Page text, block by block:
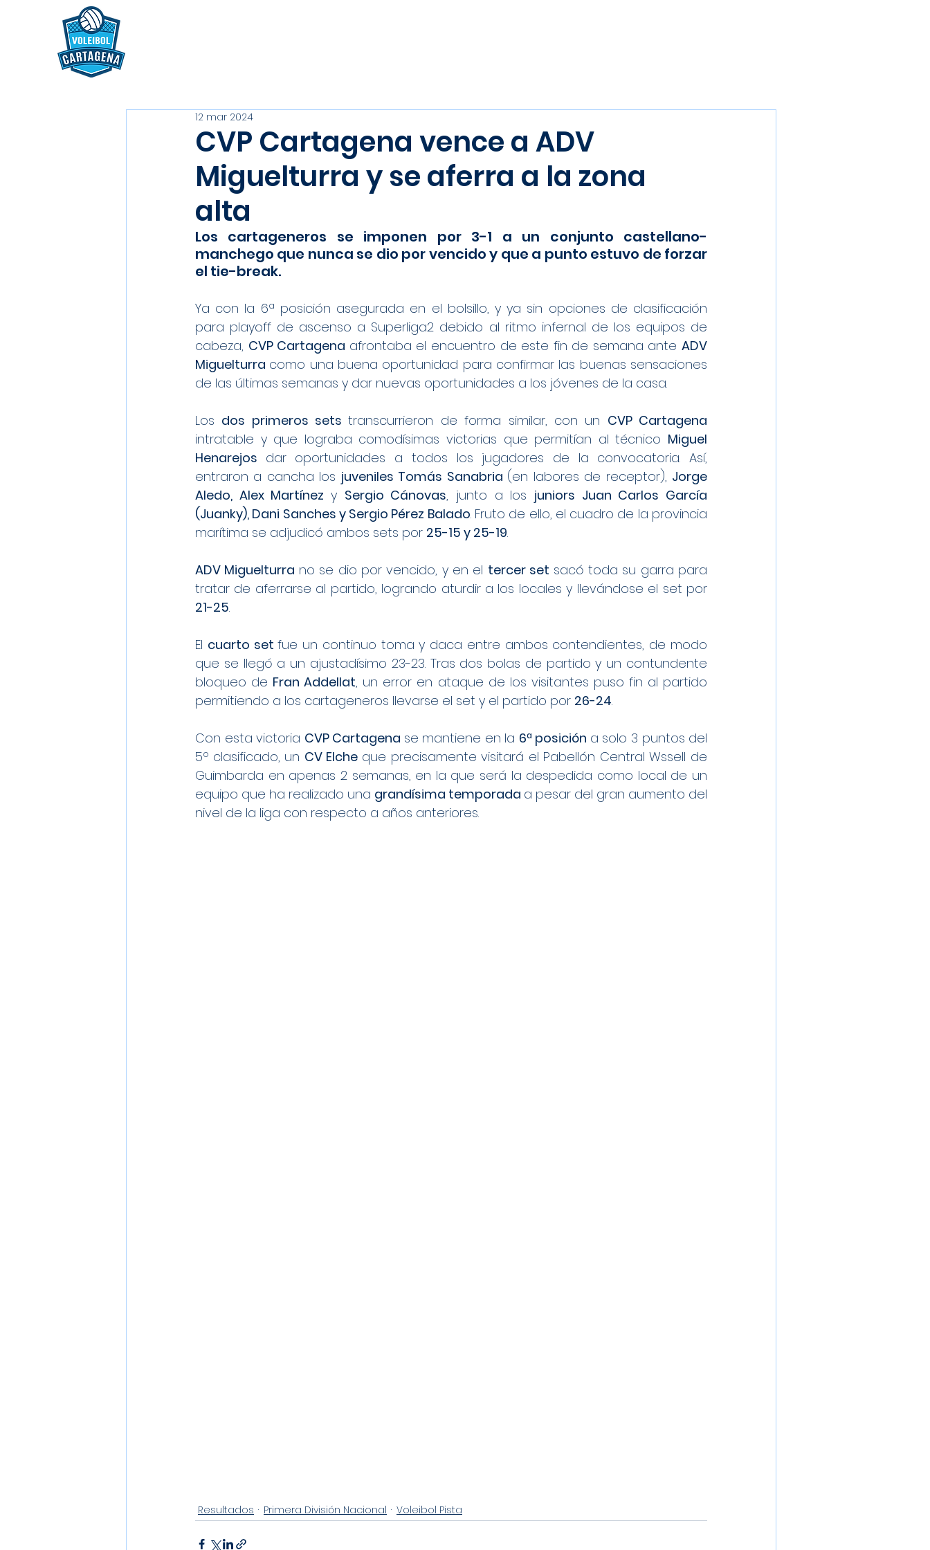
CVP Cartagena vence a ADV
Miguelturra y se aferra a la zona
alta
12 mar 2024
Los cartageneros se imponen por 3-1 a un conjunto castellano-
manchego que nunca se dio por vencido y que a punto estuvo de forzar
el tie-break.
Ya con la 6ª posición asegurada en el bolsillo, y ya sin opciones de clasificación
para playoff de ascenso a Superliga2 debido al ritmo infernal de los equipos de
cabeza, CVP Cartagena afrontaba el encuentro de este fin de semana ante ADV
Miguelturra como una buena oportunidad para confirmar las buenas sensaciones
de las últimas semanas y dar nuevas oportunidades a los jóvenes de la casa.
Los dos primeros sets transcurrieron de forma similar, con un
intratable y que lograba comodísimas victorias que permitían al técnico Miguel
Henarejos dar oportunidades a todos los jugadores de la convocatoria. Así,
entraron a cancha los juveniles Tomás Sanabria (en labores de receptor), Jorge
Aledo, Alex Martínez y Sergio Cánovas, junto a los juniors Juan Carlos García
(Juanky), Dani Sanches y Sergio Pérez Balado. Fruto de ello, el cuadro de la provincia
marítima se adjudicó ambos sets por 25-15 y 25-19.
ADV Miguelturra no se dio por vencido, y en el tercer set sacó toda su garra para
21-25.
El cuarto set fue un continuo toma y daca entre ambos contendientes, de modo
que se llegó a un ajustadísimo 23-23. Tras dos bolas de partido y un contundente
bloqueo de Fran Addellat, un error en ataque de los visitantes puso fin al partido
permitiendo a los cartageneros llevarse el set y el partido por 26-24.
Con esta victoria CVP Cartagena se mantiene en la 6ª posición a solo 3 puntos del
5º clasificado, un CV Elche que precisamente visitará el Pabellón Central Wssell de
Guimbarda en apenas 2 semanas, en la que será la despedida como local de un
equipo que ha realizado una grandísima temporada a pesar del gran aumento del
nivel de la liga con respecto a años anteriores.
Resultados Primera División Nacional Voleibol Pista